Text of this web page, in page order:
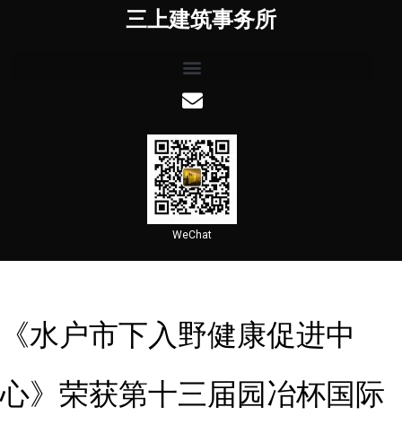
三上建筑事务所
WeChat
《水户市下入野健康促进中
心》荣获第十三届园冶杯国际